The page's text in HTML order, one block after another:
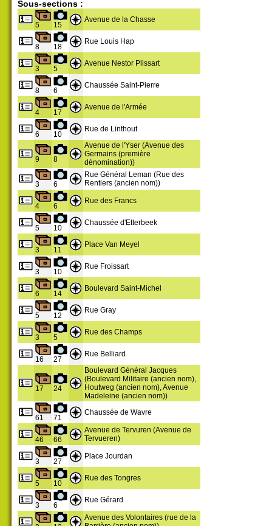
Sous-sections :
5 15
Avenue de la Chasse
8 18
Rue Louis Hap
3 5
Avenue Nestor Plissart
8 6
Chaussée Saint-Pierre
4 17
Avenue de l'Armée
6 10
Rue de Linthout
9 8
Avenue de l'Yser (Avenue des
Germains (première
dénomination))
3 6
Rue Général Leman (Rue des
Rentiers (ancien nom))
4 6
Rue des Francs
5 10
Chaussée d'Etterbeek
3 11
Place Van Meyel
3 10
Rue Froissart
6 14
Boulevard Saint-Michel
5 12
Rue Gray
3 5
Rue des Champs
16 27
Rue Belliard
17 24
Boulevard Général Jacques
(Boulevard Militaire (ancien nom),
Houtweg (ancien nom), Avenue
Madeleine (ancien nom))
61 71
Chaussée de Wavre
46 66
Avenue de Tervuren (Avenue de
Tervueren)
3 27
Place Jourdan
5 10
Rue des Tongres
3 6
Rue Gérard
Avenue des Volontaires (rue de la